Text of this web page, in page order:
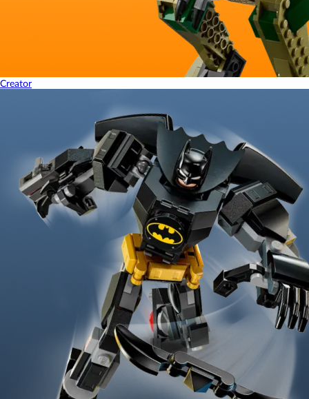
Creator